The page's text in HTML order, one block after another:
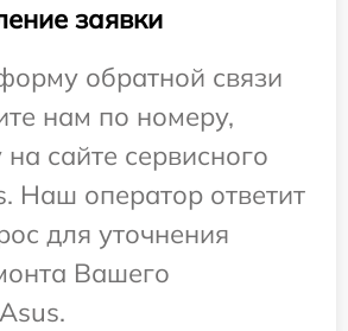
заявки
обратной связи
нам по номеру,
сайте сервисного
Наш оператор ответит
для уточнения
Вашего